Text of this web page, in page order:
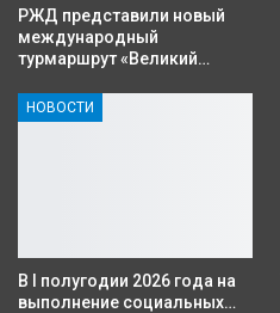
РЖД представили новый
международный
турмаршрут «Великий…
НОВОСТИ
В I полугодии 2026 года на
выполнение социальных…